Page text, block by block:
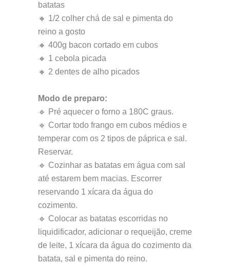
batatas
🔸 1/2 colher chá de sal e pimenta do
reino a gosto
🔸 400g bacon cortado em cubos
🔸 1 cebola picada
🔸 2 dentes de alho picados
Modo de preparo:
🔹 Pré aquecer o forno a 180C graus.
🔹 Cortar todo frango em cubos médios e
temperar com os 2 tipos de páprica e sal.
Reservar.
🔹 Cozinhar as batatas em água com sal
até estarem bem macias. Escorrer
reservando 1 xícara da água do
cozimento.
🔹 Colocar as batatas escorridas no
liquidificador, adicionar o requeijão, creme
de leite, 1 xícara da água do cozimento da
batata, sal e pimenta do reino.